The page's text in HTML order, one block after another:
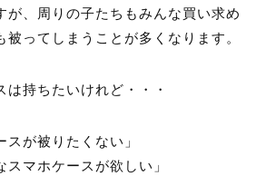
が、周りの子たちもみんな買い求め
被ってしまうことが多くなります。
持ちたいけれど・・・
スが被りたくない」
スマホケースが欲しい」